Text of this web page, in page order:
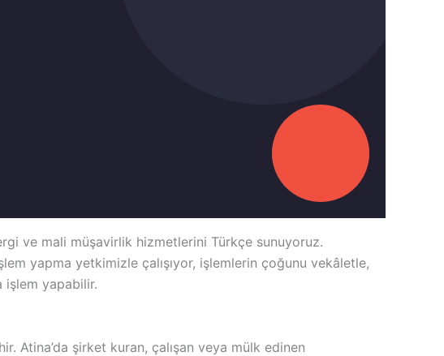
ve mali müşavirlik hizmetlerini Türkçe sunuyoruz.
yapma yetkimizle çalışıyor, işlemlerin çoğunu vekâletle,
işlem yapabilir.
Atina’da şirket kuran, çalışan veya mülk edinen